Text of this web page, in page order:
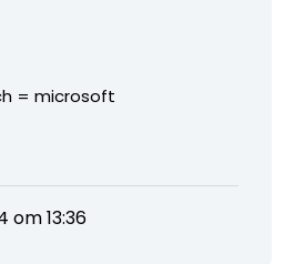
= microsoft
om 13:36